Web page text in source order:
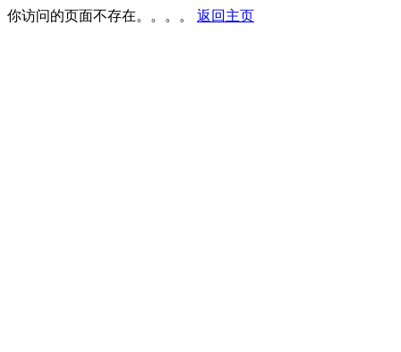
你访问的页面不存在。。。。 返回主页